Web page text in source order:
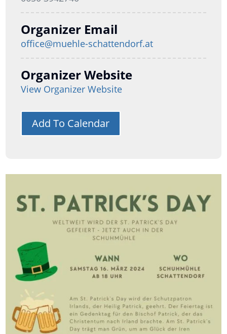
Organizer Email
office@muehle-schattendorf.at
Organizer Website
View Organizer Website
Add To Calendar